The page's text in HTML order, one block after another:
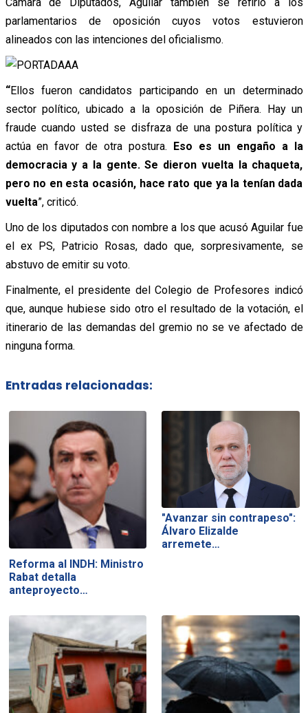
parlamentarios de oposición cuyos votos estuvieron
alineados con las intenciones del oficialismo.
“Ellos fueron candidatos participando en un determinado
sector político, ubicado a la oposición de Piñera. Hay un
fraude cuando usted se disfraza de una postura política y
actúa en favor de otra postura. Eso es un engaño a la
democracia y a la gente. Se dieron vuelta la chaqueta,
pero no en esta ocasión, hace rato que ya la tenían dada
vuelta”, criticó.
Uno de los diputados con nombre a los que acusó Aguilar fue
el ex PS, Patricio Rosas, dado que, sorpresivamente, se
abstuvo de emitir su voto.
Finalmente, el presidente del Colegio de Profesores indicó
que, aunque hubiese sido otro el resultado de la votación, el
itinerario de las demandas del gremio no se ve afectado de
ninguna forma.
Entradas relacionadas:
Reforma al INDH: Ministro
Rabat detalla
anteproyecto…
"Avanzar sin contrapeso":
Álvaro Elizalde
arremete…